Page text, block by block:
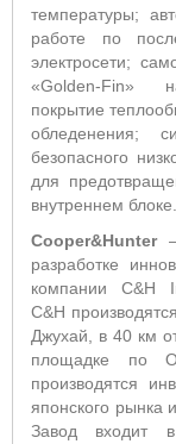
температуры;
работе по
электросети;
«Golden-Fin»
покрытие
обледенения;
безопасного
для
внутреннем блоке.
Cooper&Hunter
разработке
компании C&H
C&H
Джухай, в 40 км
площадке по
производятся
японского рынка
Завод входит